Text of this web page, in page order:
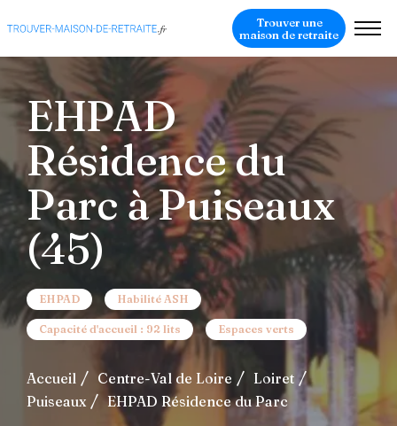
Trouver une
maison de retraite
EHPAD
Résidence du
Parc à Puiseaux
(45)
EHPAD Habilité ASH
Capacité d'accueil : 92 lits Espaces verts
Accueil Centre-Val de Loire
Loiret
Puiseaux
EHPAD Résidence du Parc